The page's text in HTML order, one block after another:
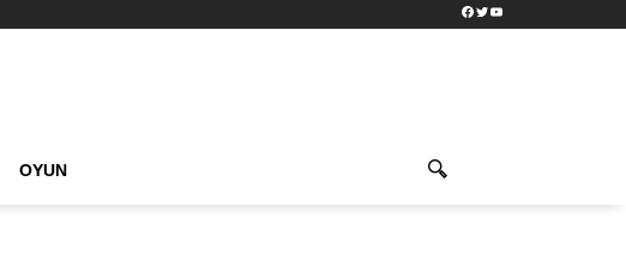
Facebook
TwitterYouTube
OYUN